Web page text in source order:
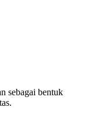
sebagai bentuk